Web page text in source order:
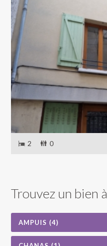
2 0
Trouvez un bien à
AMPUIS (4)